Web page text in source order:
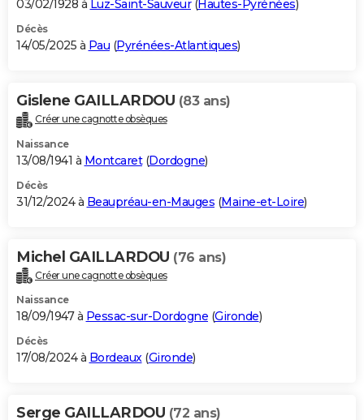
03/02/1928 à Luz-Saint-Sauveur(Hautes-Pyrénées)
Décès
14/05/2025 à Pau (Pyrénées-Atlantiques)
Gislene GAILLARDOU (83 ans)
Créer une cagnotte obsèques
Naissance
13/08/1941 à Montcaret(Dordogne)
Décès
31/12/2024 à Beaupréau-en-Mauges (Maine-et-Loire)
Michel GAILLARDOU (76 ans)
Créer une cagnotte obsèques
Naissance
18/09/1947 à Pessac-sur-Dordogne (Gironde)
Décès
17/08/2024 à Bordeaux(Gironde)
Serge GAILLARDOU (72 ans)